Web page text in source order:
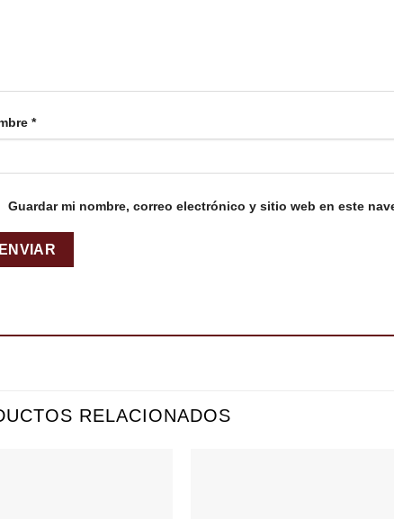
*
Guardar mi nombre, correo electrónico y sitio web en este
RELACIONADOS